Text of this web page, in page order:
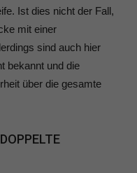
Ist dies nicht der Fall,
mit einer
sind auch hier
bekannt und die
über die gesamte